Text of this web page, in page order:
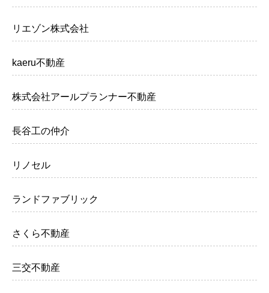
リエゾン株式会社
kaeru不動産
株式会社アールプランナー不動産
長谷工の仲介
リノセル
ランドファブリック
さくら不動産
三交不動産